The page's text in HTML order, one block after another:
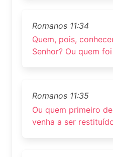
Romanos 11:34
Quem, pois,
Senhor? Ou quem
Romanos 11:35
Ou quem primeiro
venha a ser